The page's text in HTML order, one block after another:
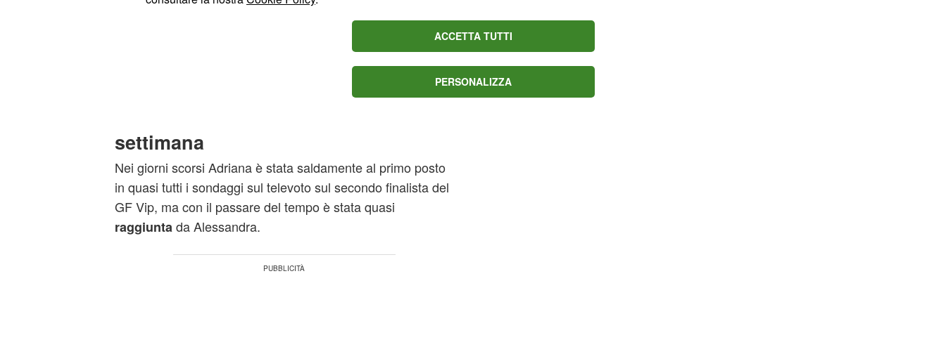
del 2% e fino a domani sera le cose potrebbero ancora
settimana
Nei giorni scorsi Adriana è stata saldamente al primo posto
in quasi tutti i sondaggi sul televoto sul secondo finalista del
GF Vip, ma con il passare del tempo è stata quasi
raggiunta da Alessandra.
ACCETTA TUTTI
PERSONALIZZA